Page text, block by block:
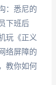
：悉尼的
下班后
玩《正义
络屏障的
教你如何